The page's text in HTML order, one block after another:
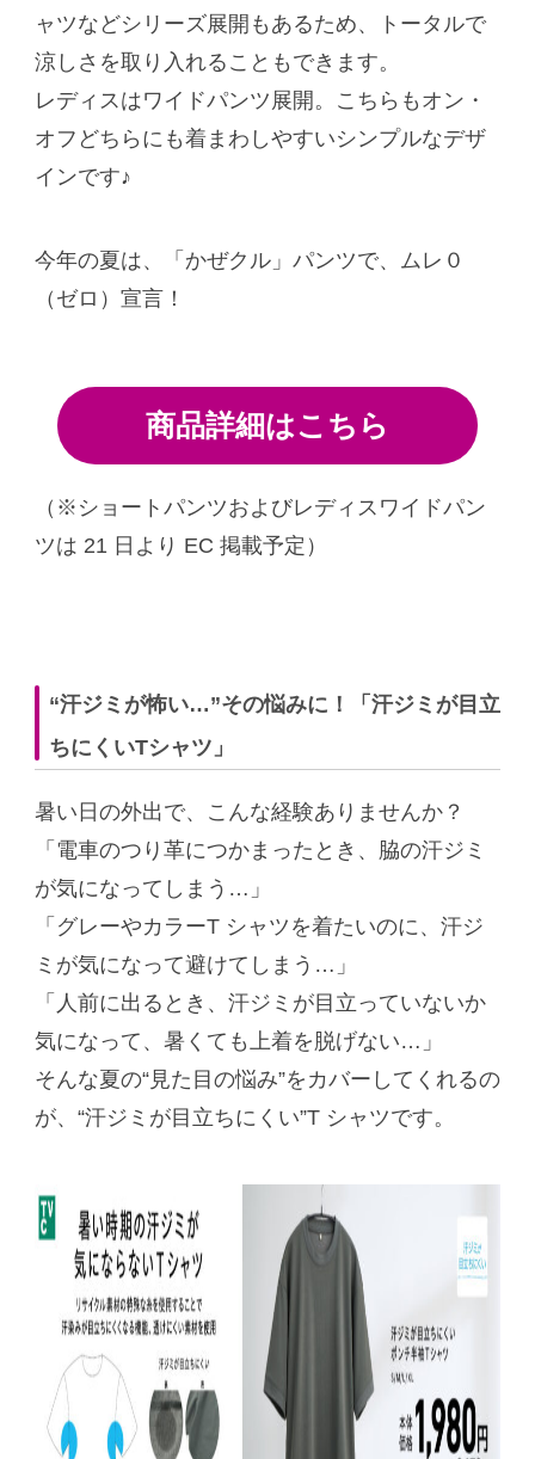
ャツなどシリーズ展開もあるため、トータルで
涼しさを取り入れることもできます。
レディスはワイドパンツ展開。こちらもオン・
オフどちらにも着まわしやすいシンプルなデザ
インです♪
今年の夏は、「かぜクル」パンツで、ムレ０
（ゼロ）宣言！
商品詳細はこちら
（※ショートパンツおよびレディスワイドパン
ツは 21 日より EC 掲載予定）
“汗ジミが怖い…”その悩みに！「汗ジミが目立
ちにくいTシャツ」
暑い日の外出で、こんな経験ありませんか？
「電車のつり革につかまったとき、脇の汗ジミ
が気になってしまう…」
「グレーやカラーT シャツを着たいのに、汗ジ
ミが気になって避けてしまう…」
「人前に出るとき、汗ジミが目立っていないか
気になって、暑くても上着を脱げない…」
そんな夏の“見た目の悩み”をカバーしてくれるの
が、“汗ジミが目立ちにくい”T シャツです。